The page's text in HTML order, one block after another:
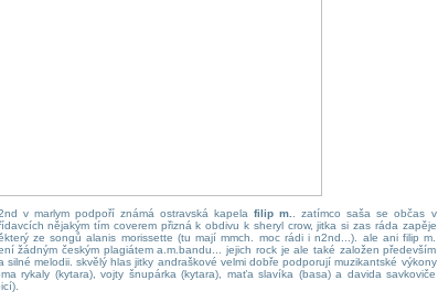
v marlym podpoří známá ostravská kapelafilip m.. zatímco saša se občas v
nějakým tím coverem přizná k obdivu k sheryl crow, jitka si zas ráda zapěje
ze songů alanis morissette (tu mají mmch. moc rádi i n2nd...). ale ani filip m.
žádným českým plagiátem a.m.bandu... jejich rock je ale také založen především
silné melodii. skvělý hlas jitky andraškové velmi dobře podporují muzikantské výkony
rykaly (kytara), vojty šnupárka (kytara), maťa slavíka (basa) a davida savkoviče